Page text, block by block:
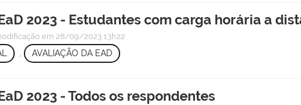
2023 - Estudantes com carga horária a
em 28/09/2023 13h22
, AVALIAÇÃO DA EAD
2023 - Todos os respondentes